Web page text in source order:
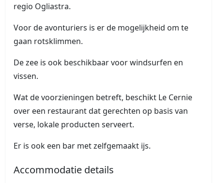
regio Ogliastra.
Voor de avonturiers is er de mogelijkheid om te
gaan rotsklimmen.
De zee is ook beschikbaar voor windsurfen en
vissen.
Wat de voorzieningen betreft, beschikt Le Cernie
over een restaurant dat gerechten op basis van
verse, lokale producten serveert.
Er is ook een bar met zelfgemaakt ijs.
Accommodatie details